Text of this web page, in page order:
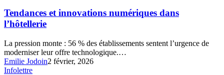
innovations
numériques
dans
Tendances et innovations numériques dans
l’hôtellerie
La pression monte : 56 % des établissements sentent l’urgence de
moderniser leur offre technologique.…
Emilie Jodoin2 février, 2026
Cybersécurité
Infolettre